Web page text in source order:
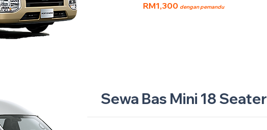
RM1,300 dengan pemandu
Sewa Bas Mini 18 Seater